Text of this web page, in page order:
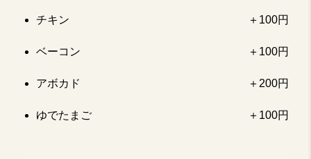
チキン ＋100円
ベーコン ＋100円
アボカド ＋200円
ゆでたまご ＋100円